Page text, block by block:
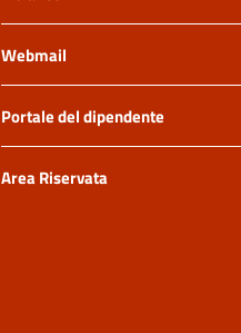
Webmail
Portale del dipendente
Area Riservata